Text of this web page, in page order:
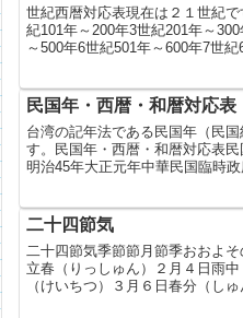
世紀西暦対応表現在は２１世紀
紀101年～200年3世紀201年～
～500年6世紀501年～600年7世
民国年・西暦・和暦対応表
台湾の記年法である民国年（民
す。民国年・西暦・和暦対応表
明治45年大正元年中華民国臨時
二十四節気
二十四節気季節節月節季おおよ
立春（りっしゅん）２月４日雨
（けいちつ）３月６日春分（し